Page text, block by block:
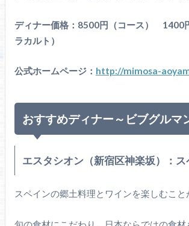
ディナー価格：8500円（コース） 1400
ラカルト）
公式ホームページ： http://mimosa-
おすすめディナー～ビブグルマ
エスタシオン（新宿区神楽坂）：ス
スペインの郷土料理とワインを楽しむこと